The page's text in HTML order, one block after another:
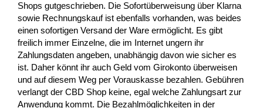
Shops gutgeschrieben. Die Sofortüberweisung über Klarna
sowie Rechnungskauf ist ebenfalls vorhanden, was beides
einen sofortigen Versand der Ware ermöglicht. Es gibt
freilich immer Einzelne, die im Internet ungern ihr
Zahlungsdaten angeben, unabhängig davon wie sicher es
ist. Daher könnt ihr auch Geld vom Girokonto überweisen
und auf diesem Weg per Vorauskasse bezahlen. Gebühren
verlangt der CBD Shop keine, egal welche Zahlungsart zur
Anwendung kommt. Die Bezahlmöglichkeiten in der